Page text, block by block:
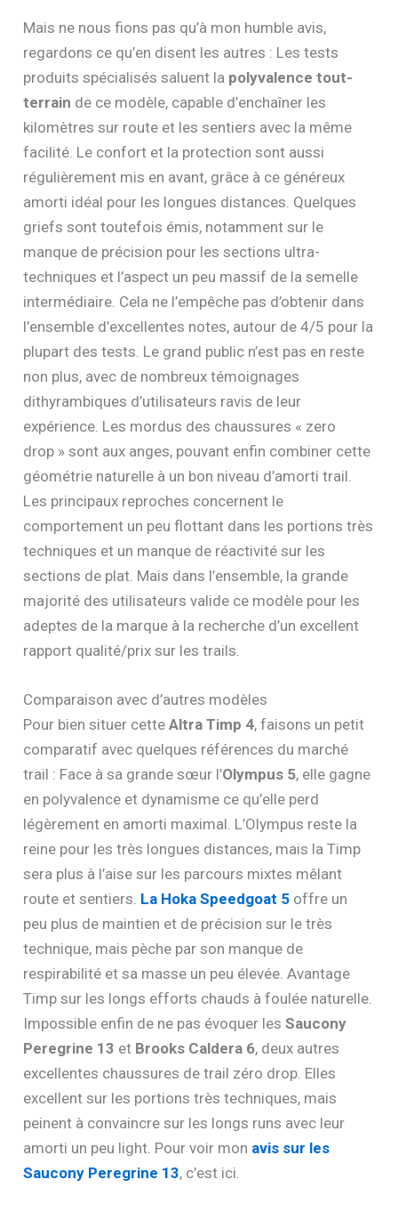
Mais ne nous fions pas qu’à mon humble avis,
regardons ce qu’en disent les autres : Les tests
produits spécialisés saluent la polyvalence tout-
terrain de ce modèle, capable d’enchaîner les
kilomètres sur route et les sentiers avec la même
facilité. Le confort et la protection sont aussi
régulièrement mis en avant, grâce à ce généreux
amorti idéal pour les longues distances. Quelques
griefs sont toutefois émis, notamment sur le
manque de précision pour les sections ultra-
techniques et l’aspect un peu massif de la semelle
intermédiaire. Cela ne l’empêche pas d’obtenir dans
l’ensemble d’excellentes notes, autour de 4/5 pour la
plupart des tests. Le grand public n’est pas en reste
non plus, avec de nombreux témoignages
dithyrambiques d’utilisateurs ravis de leur
expérience. Les mordus des chaussures « zero
drop » sont aux anges, pouvant enfin combiner cette
géométrie naturelle à un bon niveau d’amorti trail.
Les principaux reproches concernent le
comportement un peu flottant dans les portions très
techniques et un manque de réactivité sur les
sections de plat. Mais dans l’ensemble, la grande
majorité des utilisateurs valide ce modèle pour les
adeptes de la marque à la recherche d’un excellent
rapport qualité/prix sur les trails.
Comparaison avec d’autres modèles
Pour bien situer cetteAltra Timp 4, faisons un petit
comparatif avec quelques références du marché
trail : Face à sa grande sœur l’Olympus 5, elle gagne
en polyvalence et dynamisme ce qu’elle perd
légèrement en amorti maximal. L’Olympus reste la
reine pour les très longues distances, mais la Timp
sera plus à l’aise sur les parcours mixtes mêlant
route et sentiers. La Hoka Speedgoat 5 offre un
peu plus de maintien et de précision sur le très
technique, mais pèche par son manque de
respirabilité et sa masse un peu élevée. Avantage
Timp sur les longs efforts chauds à foulée naturelle.
Impossible enfin de ne pas évoquer lesSaucony
Peregrine 13 et Brooks Caldera 6, deux autres
excellentes chaussures de trail zéro drop. Elles
excellent sur les portions très techniques, mais
peinent à convaincre sur les longs runs avec leur
amorti un peu light. Pour voir mon avis sur les
Saucony Peregrine 13, c’est ici.